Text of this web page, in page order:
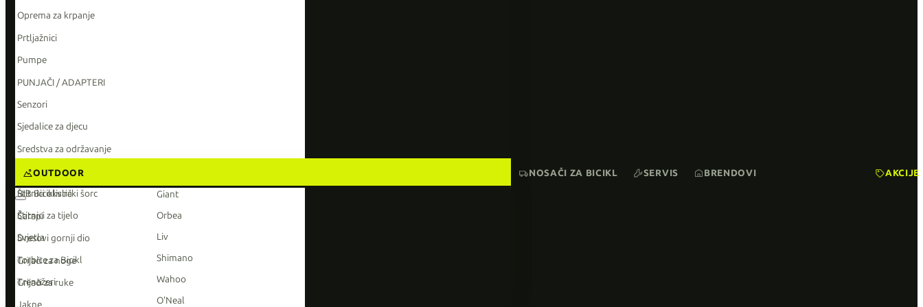
Oprema za krpanje
Prtljažnici
Pumpe
PUNJAČI / ADAPTERI
Senzori
Sjedalice za djecu
Sredstva za održavanje
Stalaci i Nosači
Štitnici okvira
Štitnici za tijelo
Svjetla
Torbice za Bicikl
Trenažeri
BIB Biciklistički šorc
Čarapi
Dresovi gornji dio
Grijači za noge
Grijači za ruke
Giant
Orbea
Liv
Shimano
Wahoo
O'Neal
OUTDOOR NOSAČI ZA BICIKL SERVIS BRENDOVI AKCIJE